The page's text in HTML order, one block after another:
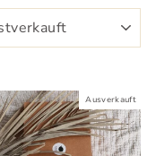
Ausverkauft